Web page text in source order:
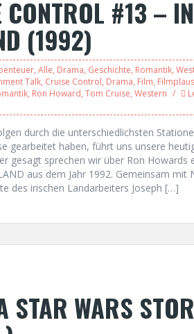
CONTROL #13 – IN
(1992)
, Alle, Drama, Geschichte, Romantik,
Talk, Cruise Control, Drama, Film,
, Ron Howard, Tom Cruise, Western
durch die unterschiedlichsten
gearbeitet haben, führt uns unsere
gesagt sprechen wir über Ron Howards
aus dem Jahr 1992. Gemeinsam mit
des irischen Landarbeiters Joseph […]
STAR WARS